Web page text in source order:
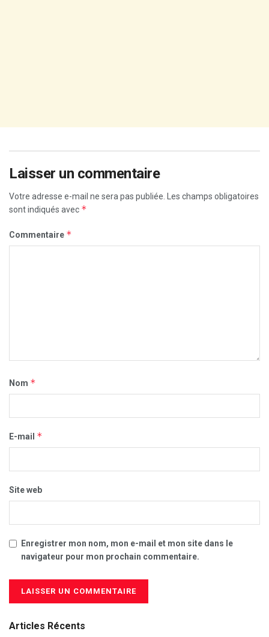
Laisser un commentaire
Votre adresse e-mail ne sera pas publiée.
Les champs obligatoires
sont indiqués avec *
Commentaire *
Nom *
E-mail *
Site web
Enregistrer mon nom, mon e-mail et mon site dans le
navigateur pour mon prochain commentaire.
Articles Récents